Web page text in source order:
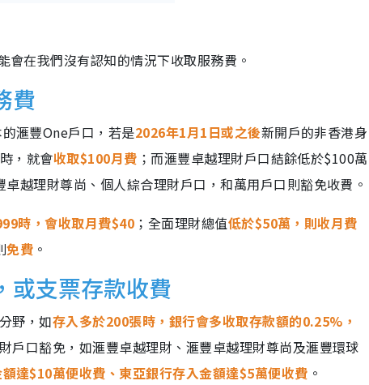
在我們沒有認知的情況下收取服務費。
費
滙豐One戶口，若是2026年1月1日或之後新開戶的非香港身
，就會收取$100月費 ；而滙豐卓越理財戶口結餘低於$100萬
卓越理財尊尚、個人綜合理財戶口，和萬用戶口則豁免收費。
時，會收取月費$40 ；全面理財總值低於$50萬，則收月費
免費 。
或支票存款收費
野，如存入多於200張時，銀行會多收取存款額的0.25%，
戶口豁免，如滙豐卓越理財、滙豐卓越理財尊尚及滙豐環球
達$10萬便收費、東亞銀行存入金額達$5萬便收費 。